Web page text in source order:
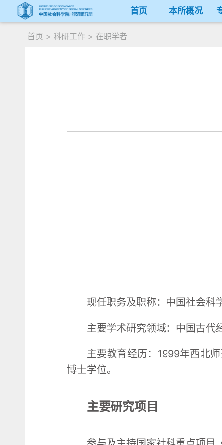
首页 本所概况
首页 > 科研工作 > 在职学者
现任职务及职称：中国社会科
主要学术研究领域：中国古代
主要教育经历：1999年西北
博士学位。
主要研究项目